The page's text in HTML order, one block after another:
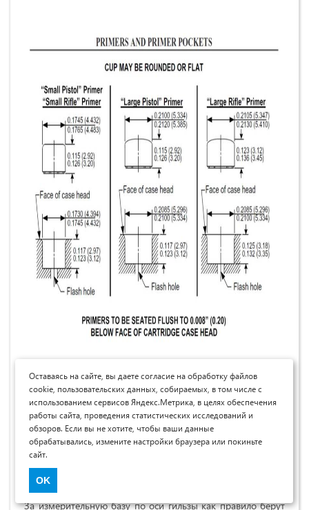
капсюльных гнёзд типов Small Rifle и Large Rifle по
SAAMI
3.2.
донной части гильзы и капсюля
За измерительную базу по оси гильзы как правило берут
Оставаясь на сайте, вы даете согласие на обработку файлов
cookie, пользовательских данных, собираемых, в том числе с
использованием сервисов Яндекс.Метрика, в целях обеспечения
работы сайта, проведения статистических исследований и
обзоров. Если вы не хотите, чтобы ваши данные
обрабатывались, измените настройки браузера или покиньте
сайт.
OK